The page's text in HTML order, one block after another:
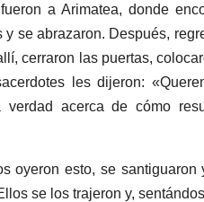
a Arimatea, donde
y se abrazaron. Después,
cerraron las puertas,
les dijeron:
acerca de cómo
oyeron esto, se
se los trajeron y,